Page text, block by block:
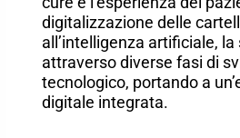
digitalizzazione delle
all’intelligenza artificiale,
attraverso diverse fasi di
tecnologico, portando a
digitale integrata.